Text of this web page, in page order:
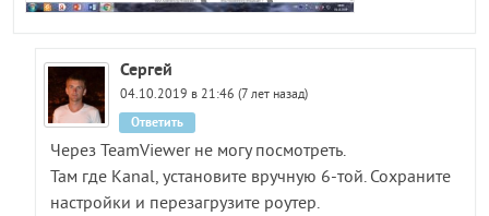
Сергей
04.10.2019 в 21:46 (7 лет назад)
Через TeamViewer не могу посмотреть.
Там где Kanal, установите вручную 6-той. Сохраните
настройки и перезагрузите роутер.
Ответить